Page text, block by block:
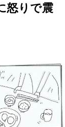
怒りで震